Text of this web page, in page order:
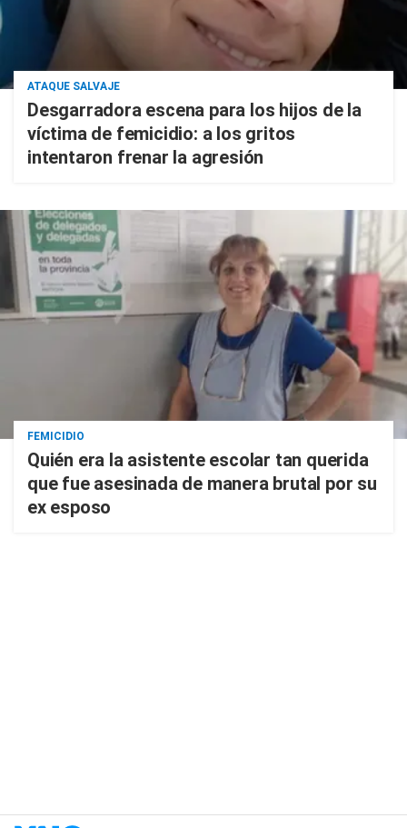
ATAQUE SALVAJE
Desgarradora escena para los hijos de la
víctima de femicidio: a los gritos
intentaron frenar la agresión
FEMICIDIO
Quién era la asistente escolar tan querida
que fue asesinada de manera brutal por su
ex esposo